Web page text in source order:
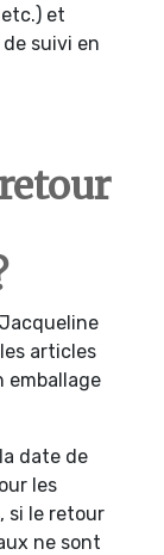
et
suivi en
articles
emballage
date de
les
si le retour
ne sont